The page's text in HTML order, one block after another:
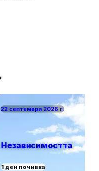
22 септември 2026 г.
Независимостта
1 ден почивка